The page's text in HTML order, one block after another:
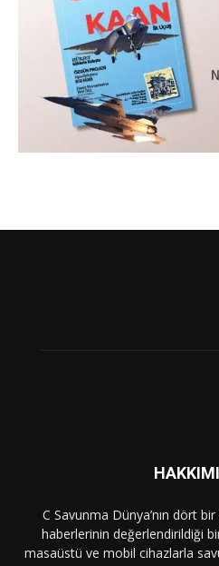
C Savunma Dünya’nın dört
haberlerinin değerlendirildiği
masaüstü ve mobil cihazlarla